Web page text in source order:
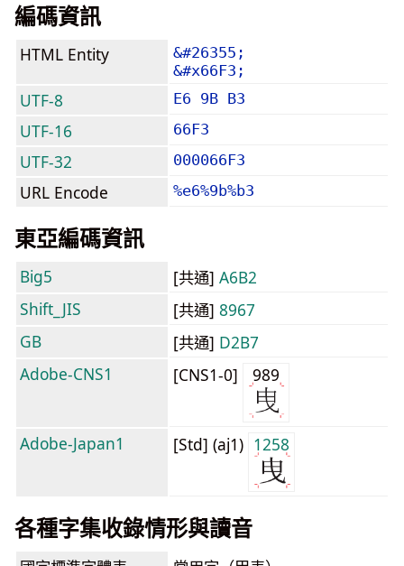
編碼資訊
HTML Entity
&#26355;
&#x66F3;
UTF-8 E6 9B B3
UTF-16 66F3
UTF-32 000066F3
URL Encode %e6%9b%b3
東亞編碼資訊
Big5 [共通] A6B2
Shift_JIS
[共通] 8967
GB
[共通] D2B7
Adobe-CNS1
[CNS1-0] 989
Adobe-Japan1 [Std] (aj1) 1258
各種字集收錄情形與讀音